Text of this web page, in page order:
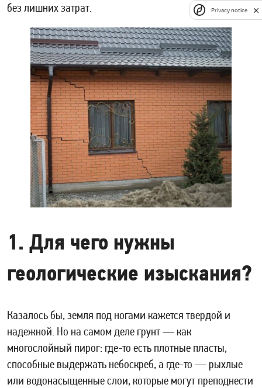
без лишних затрат.
1. Для чего нужны
геологические изыскания?
Казалось бы, земля под ногами кажется твердой и
надежной. Но на самом деле грунт — как
многослойный пирог: где-то есть плотные пласты,
способные выдержать небоскреб, а где-то — рыхлые
или водонасыщенные слои, которые могут преподнести
Privacy notice